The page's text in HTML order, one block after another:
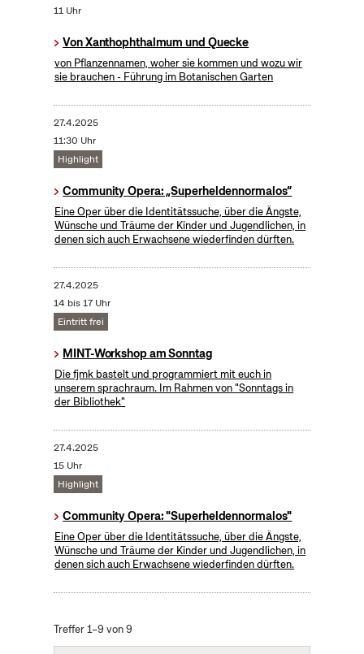
11 Uhr
Von Xanthophthalmum und Quecke
von Pflanzennamen, woher sie kommen und wozu wir
sie brauchen - Führung im Botanischen Garten
27.4.2025
11:30 Uhr
Highlight
Community Opera: „Superheldennormalos“
Eine Oper über die Identitätssuche, über die Ängste,
Wünsche und Träume der Kinder und Jugendlichen, in
denen sich auch Erwachsene wiederfinden dürften.
27.4.2025
14 bis 17 Uhr
Eintritt frei
MINT-Workshop am Sonntag
Die fjmk bastelt und programmiert mit euch in
unserem sprachraum. Im Rahmen von "Sonntags in
der Bibliothek"
27.4.2025
15 Uhr
Highlight
Community Opera: "Superheldennormalos"
Eine Oper über die Identitätssuche, über die Ängste,
Wünsche und Träume der Kinder und Jugendlichen, in
denen sich auch Erwachsene wiederfinden dürften.
Treffer 1–9 von 9